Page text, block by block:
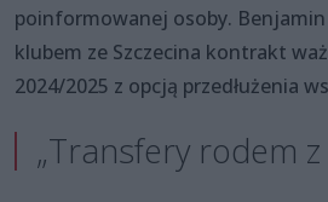
poinformowanej osoby. Benjamin
klubem ze Szczecina kontrakt
2024/2025 z opcją przedłużenia
„Transfery rodem z